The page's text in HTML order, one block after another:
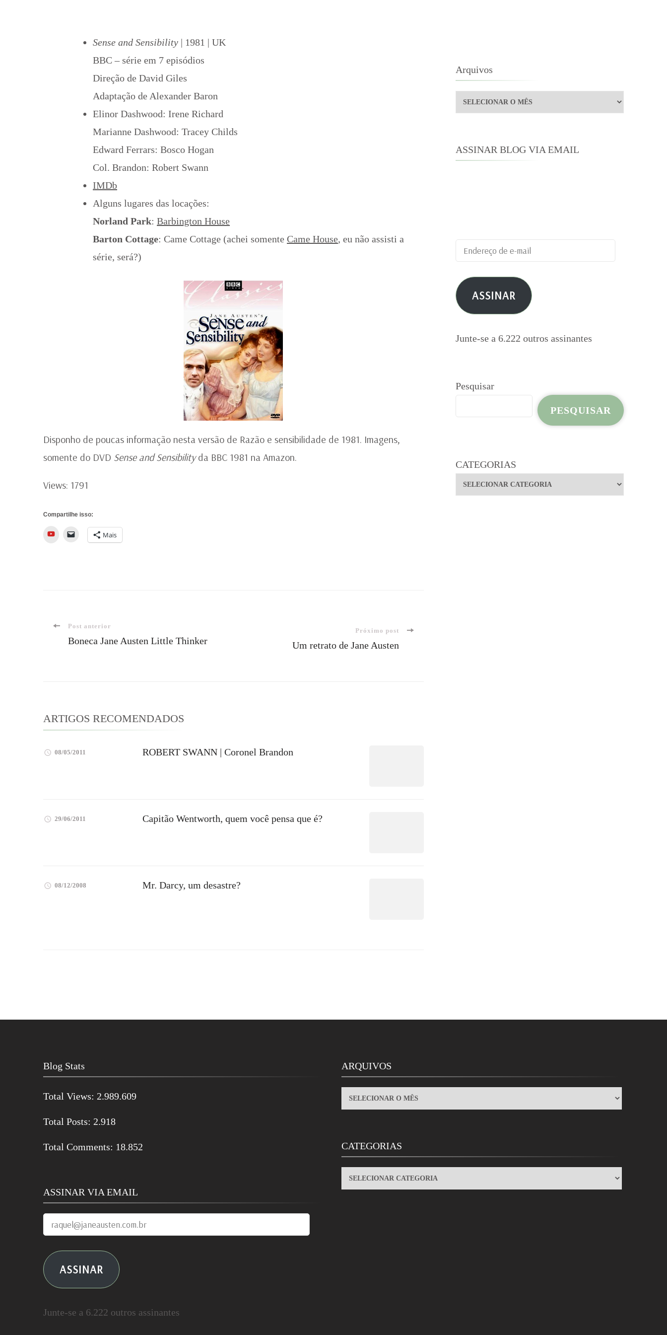
Sense and Sensibility | 1981 | UK
BBC – série em 7 episódios
Direção de David Giles
Adaptação de Alexander Baron
Elinor Dashwood: Irene Richard
Marianne Dashwood: Tracey Childs
Edward Ferrars: Bosco Hogan
Col. Brandon: Robert Swann
IMDb
Alguns lugares das locações:
Norland Park: Barbington House
Barton Cottage: Came Cottage (achei somente Came House, eu não assisti a
série, será?)
Disponho de poucas informação nesta versão de Razão e sensibilidade de 1981. Imagens,
somente do DVD Sense and Sensibilityda BBC 1981 na Amazon.
Views: 1791
Compartilhe isso:
YouTube Mais
Navegação
Post anterior
Boneca Jane Austen Little Thinker
Próximo post
Um retrato de Jane Austen
ARTIGOS RECOMENDADOS
08/05/2011 ROBERT SWANN | Coronel Brandon
29/06/2011 Capitão Wentworth, quem você pensa que é?
08/12/2008 Mr. Darcy, um desastre?
Arquivos
Arquivos
ASSINAR BLOG VIA EMAIL
Endereço
de
e-
mail ASSINAR
Junte-se a 6.222 outros assinantes
Pesquisar
PESQUISAR
CATEGORIAS
Blog Stats
Total Views: 2.989.609
Total Posts: 2.918
Total Comments: 18.852
ASSINAR VIA EMAIL
raquel@janeausten.com.br
ASSINAR
Junte-se a 6.222 outros assinantes
ARQUIVOS
ARQUIVOS
CATEGORIAS
CATEGORIAS